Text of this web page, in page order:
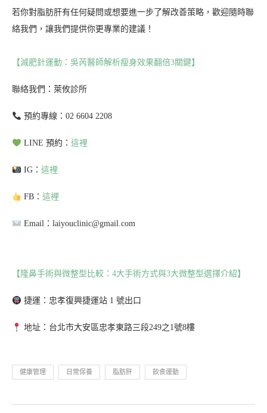
若你對脂肪肝有任何疑問或想要進一步了解改善策略，歡迎隨時聯
絡我們，讓我們提供你更專業的建議！
【減肥針運動：吳芮醫師解析瘦身效果翻倍3關鍵】
聯絡我們：萊攸診所
預約專線：02 6604 2208
LINE 預約： 這裡
IG： 這裡
FB： 這裡
Email：laiyouclinic@gmail.com
【隆鼻手術與微整型比較：4大手術方式與3大微整型選擇介紹】
捷運：忠孝復興捷運站 1 號出口
地址：台北市大安區忠孝東路三段249之1號8樓
健康管理 日常保養 脂肪肝 飲食運動